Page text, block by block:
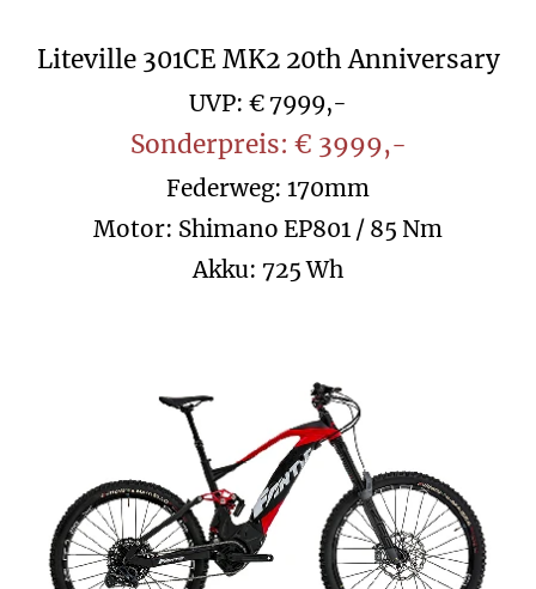
Liteville 301CE MK2 20th Anniversary
UVP: € 7999,-
Sonderpreis: € 3999,-
Federweg: 170mm
Motor: Shimano EP801 / 85 Nm
Akku: 725 Wh